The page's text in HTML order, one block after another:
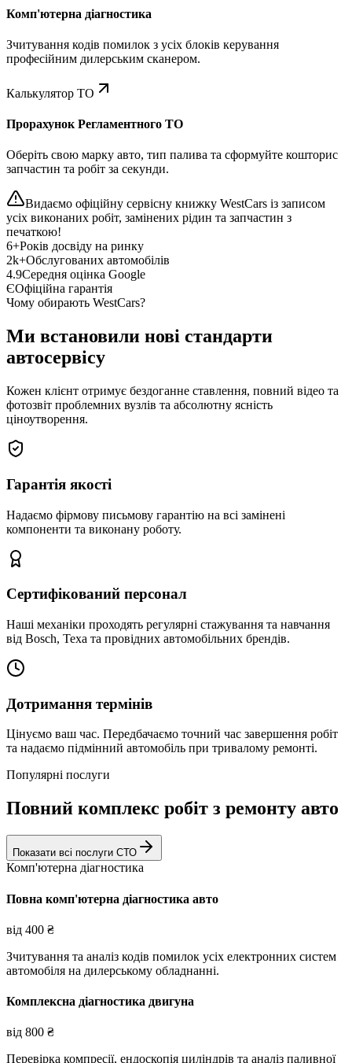
Комп'ютерна діагностика
Зчитування кодів помилок з усіх блоків керування
професійним дилерським сканером.
Калькулятор ТО
Прорахунок Регламентного ТО
Оберіть свою марку авто, тип палива та сформуйте кошторис
запчастин та робіт за секунди.
Видаємо офіційну сервісну книжку WestCars із записом
усіх виконаних робіт, замінених рідин та запчастин з
печаткою!
6+Років досвіду на ринку
2k+Обслугованих автомобілів
4.9Середня оцінка Google
ЄОфіційна гарантія
Чому обирають WestCars?
Ми встановили нові стандарти
автосервісу
Кожен клієнт отримує бездоганне ставлення, повний відео та
фотозвіт проблемних вузлів та абсолютну ясність
ціноутворення.
Гарантія якості
Надаємо фірмову письмову гарантію на всі замінені
компоненти та виконану роботу.
Сертифікований персонал
Наші механіки проходять регулярні стажування та навчання
від Bosch, Texa та провідних автомобільних брендів.
Дотримання термінів
Цінуємо ваш час. Передбачаємо точний час завершення робіт
та надаємо підмінний автомобіль при тривалому ремонті.
Популярні послуги
Повний комплекс робіт з ремонту авто
Показати всі послуги СТО
Комп'ютерна діагностика
Повна комп'ютерна діагностика авто
від 400 ₴
Зчитування та аналіз кодів помилок усіх електронних систем
автомобіля на дилерському обладнанні.
Комплексна діагностика двигуна
від 800 ₴
Перевірка компресії, ендоскопія циліндрів та аналіз паливної